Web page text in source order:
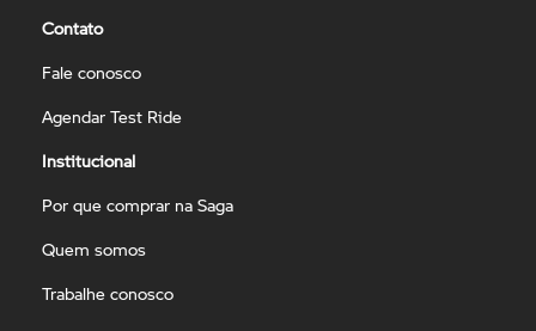
Contato
Fale conosco
Agendar Test Ride
Institucional
Por que comprar na Saga
Quem somos
Trabalhe conosco